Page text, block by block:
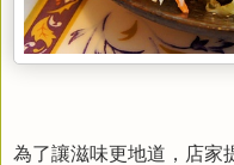
為了讓滋味更地道，店家